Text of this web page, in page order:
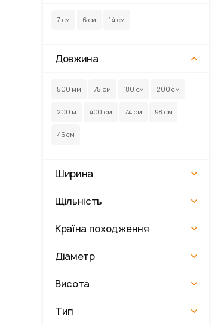
7 см 6 см 14 см
Довжина
500 мм 75 см 180 см 200 см
200 м 400 см 74 см 98 см
46 см
Ширина
Щільність
Країна походження
Діаметр
Висота
Тип